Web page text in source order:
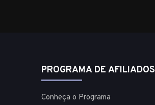
PROGRAMA DE AFILIADOS
Conheça o Programa